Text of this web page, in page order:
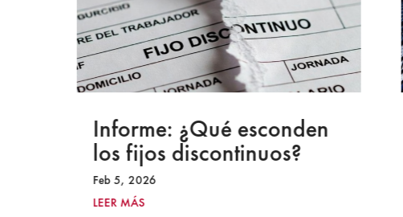
Informe: ¿Qué esconden
los fijos discontinuos?
Feb 5, 2026
LEER MÁS